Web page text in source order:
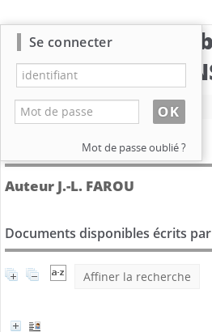
Catalogue de la
du
Nouvelle recherche
Détail de l'auteur
Auteur J.-L. FAROU
Documents disponibles écrits
Affiner la recherche
Se connecter
Mot de passe oublié ?